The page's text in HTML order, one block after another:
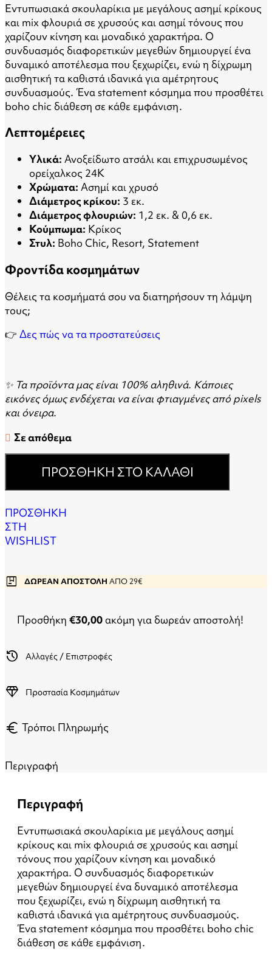
Εντυπωσιακά σκουλαρίκια με μεγάλους ασημί κρίκους
και mix φλουριά σε χρυσούς και ασημί τόνους που
χαρίζουν κίνηση και μοναδικό χαρακτήρα. Ο
συνδυασμός διαφορετικών μεγεθών δημιουργεί ένα
δυναμικό αποτέλεσμα που ξεχωρίζει, ενώ η δίχρωμη
αισθητική τα καθιστά ιδανικά για αμέτρητους
συνδυασμούς. Ένα statement κόσμημα που προσθέτει
boho chic διάθεση σε κάθε εμφάνιση.
Λεπτομέρειες
Υλικά: Ανοξείδωτο ατσάλι και επιχρυσωμένος
ορείχαλκος 24Κ
Χρώματα: Ασημί και χρυσό
Διάμετρος κρίκου: 3 εκ.
Διάμετρος φλουριών: 1,2 εκ. & 0,6 εκ.
Κούμπωμα: Κρίκος
Στυλ: Boho Chic, Resort, Statement
Φροντίδα κοσμημάτων
Θέλεις τα κοσμήματά σου να διατηρήσουν τη λάμψη
τους;
👉 Δες πώς να τα προστατεύσεις
✨ Τα προϊόντα μας είναι 100% αληθινά. Κάποιες
εικόνες όμως ενδέχεται να είναι φτιαγμένες από pixels
και όνειρα.
Σε απόθεμα
ΠΡΟΣΘΉΚΗ ΣΤΟ ΚΑΛΆΘΙ
ΠΡΟΣΘΗΚΗ
ΣΤΗ
WISHLIST
package ΔΩΡΕΑΝ ΑΠΟΣΤΟΛΗ ΑΠΟ 29€
Προσθήκη €30,00ακόμη για δωρεάν αποστολή!
history Αλλαγές / Επιστροφές
diamond Προστασία Κοσμημάτων
euro Τρόποι Πληρωμής
Περιγραφή
Περιγραφή
Εντυπωσιακά σκουλαρίκια με μεγάλους ασημί
κρίκους και mix φλουριά σε χρυσούς και ασημί
τόνους που χαρίζουν κίνηση και μοναδικό
χαρακτήρα. Ο συνδυασμός διαφορετικών
μεγεθών δημιουργεί ένα δυναμικό αποτέλεσμα
που ξεχωρίζει, ενώ η δίχρωμη αισθητική τα
καθιστά ιδανικά για αμέτρητους συνδυασμούς.
Ένα statement κόσμημα που προσθέτει boho chic
διάθεση σε κάθε εμφάνιση.